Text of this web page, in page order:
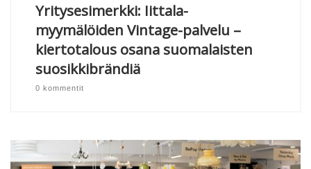
Yritysesimerkki: Iittala-
myymälöiden Vintage-palvelu –
kiertotalous osana suomalaisten
suosikkibrändiä
0 kommentit